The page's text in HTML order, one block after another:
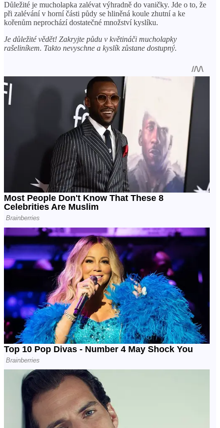
Důležité je mucholapka zalévat výhradně do vaničky. Jde o to, že
při zalévání v horní části půdy se hliněná koule zhutní a ke
kořenům neprochází dostatečné množství kyslíku.
Je důležité vědět! Zakryjte půdu v ​​květináči mucholapky
rašeliníkem. Takto nevyschne a kyslík zůstane dostupný.